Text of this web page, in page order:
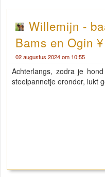
Willemijn -
Bams en Ogin
02 augustus 2024 om 10:55
Achterlangs, zodra je
steelpannetje eronder, lukt